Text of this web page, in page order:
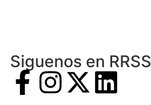
Siguenos en RRSS